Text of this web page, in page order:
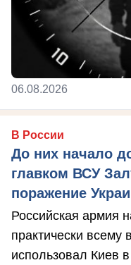
06.08.2026
В России
До них начало
главком ВСУ
поражение
Российская армия
практически
использовал Киев